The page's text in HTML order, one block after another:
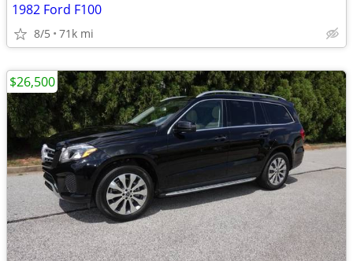
1982 Ford F100
8/5 71k mi
$26,500